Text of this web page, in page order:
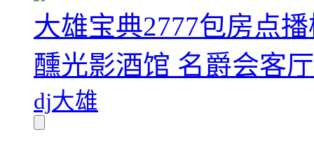
大雄宝典2777包房点
醺光影酒馆 名爵会客
dj大雄